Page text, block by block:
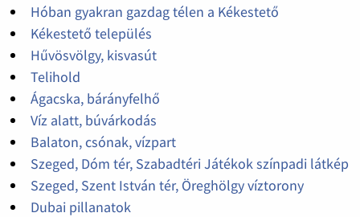
Hóban gyakran gazdag télen a Kékestető
Kékestető település
Hűvösvölgy, kisvasút
Telihold
Ágacska, bárányfelhő
Víz alatt, búvárkodás
Balaton, csónak, vízpart
Szeged, Dóm tér, Szabadtéri Játékok színpadi látkép
Szeged, Szent István tér, Öreghölgy víztorony
Dubai pillanatok